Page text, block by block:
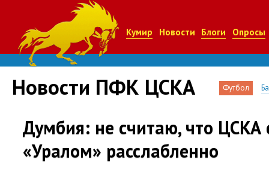
Кумир Новости Блоги Опросы
Новости ПФК ЦСКА Футбол
Думбия: не считаю, что ЦСКА
«Уралом» расслабленно